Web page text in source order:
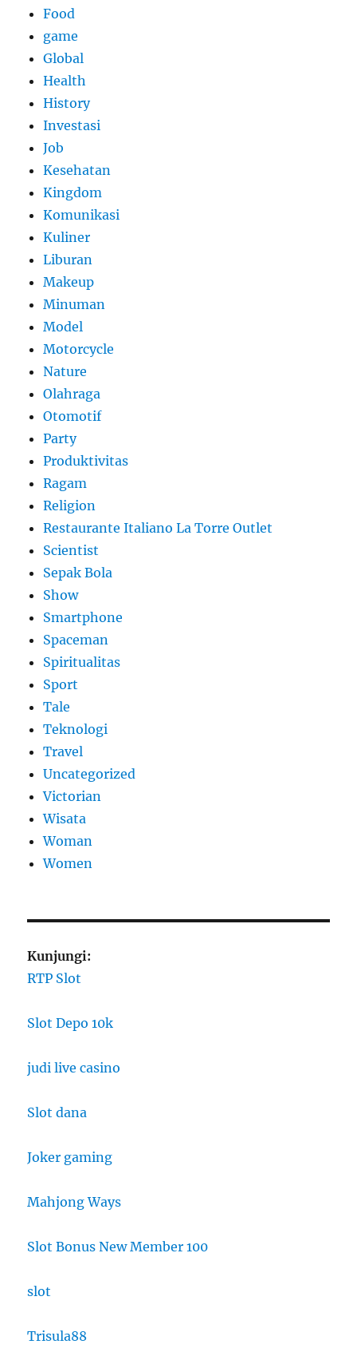
Food
game
Global
Health
History
Investasi
Job
Kesehatan
Kingdom
Komunikasi
Kuliner
Liburan
Makeup
Minuman
Model
Motorcycle
Nature
Olahraga
Otomotif
Party
Produktivitas
Ragam
Religion
Restaurante Italiano La Torre Outlet
Scientist
Sepak Bola
Show
Smartphone
Spaceman
Spiritualitas
Sport
Tale
Teknologi
Travel
Uncategorized
Victorian
Wisata
Woman
Women
Kunjungi:
RTP Slot
Slot Depo 10k
judi live casino
Slot dana
Joker gaming
Mahjong Ways
Slot Bonus New Member 100
slot
Trisula88